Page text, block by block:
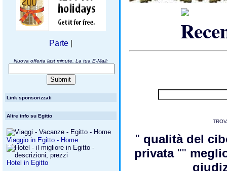
Parte
Nuova offerta last minute. La tua E-Mail:
Link sponsorizzati
Altre info su Egitto
Viaggio in Egitto - Home
Hotel in Egitto
" qualità del
privata ""